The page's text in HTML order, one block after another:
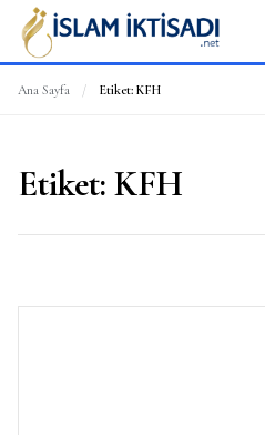
Ana Sayfa / Etiket: KFH
Etiket: KFH